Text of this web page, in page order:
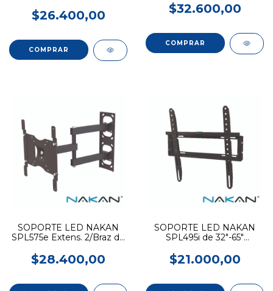
$26.400,00 $32.600,00
SOPORTE LED NAKAN
SPL575e Extens. 2/Braz de
$28.400,00
SOPORTE LED NAKAN
SPL495i de 32"-65"
$21.000,00